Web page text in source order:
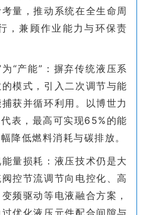
量，推动系统在全生命周
，兼顾作业能力与环保责
“产能”：摒弃传统液压系
模式，引入二次调节与能
获并循环利用。以博世力
表，最高可实现65%的能
降低燃料消耗与碳排放。
量损耗：液压技术仍是大
控节流调节向电控化、高
频驱动等电液融合方案，
优化液压元件配合间隙与